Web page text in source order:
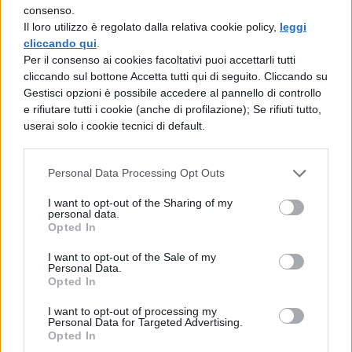
consenso.
Il loro utilizzo è regolato dalla relativa cookie policy, leggi
cliccando qui
Per il consenso ai cookies facoltativi puoi accettarli tutti
cliccando sul bottone Accetta tutti qui di seguito. Cliccando su
Gestisci opzioni è possibile accedere al pannello di controllo
e rifiutare tutti i cookie (anche di profilazione); Se rifiuti tutto,
userai solo i cookie tecnici di default.
Personal Data Processing Opt Outs
I want to opt-out of the Sharing of my
personal data.
Opted In
I want to opt-out of the Sale of my
Personal Data.
Opted In
I want to opt-out of processing my
Personal Data for Targeted Advertising.
Opted In
Le misure proposte:
obiettivi su lavoro, congedi
e servizi per l’infanzia
Il rapporto di UN Women Italy delinea una
serie di obiettivi quantificati e scadenze
preciseper intervenire sulla condizione
lavorativa delle donne. L’occupazione
femminile dovrà raggiungere il 70%
attraverso politiche attive e mirate, mentre
il divario salariale tra uomini e donne dovrà
essere azzerato.
Sul fronte dei servizi per l’infanzia, il piano
prevede che
almeno il 50% dei bambini